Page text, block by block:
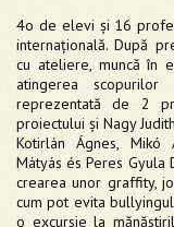
4o de elevi și 16
internațională. După
cu ateliere, muncă în
atingerea
reprezentată de 2
proiectului și Nagy
Kotirlán Ágnes, Mikó
Mátyás és Peres
crearea unor graffity,
cum pot evita
o excursie la